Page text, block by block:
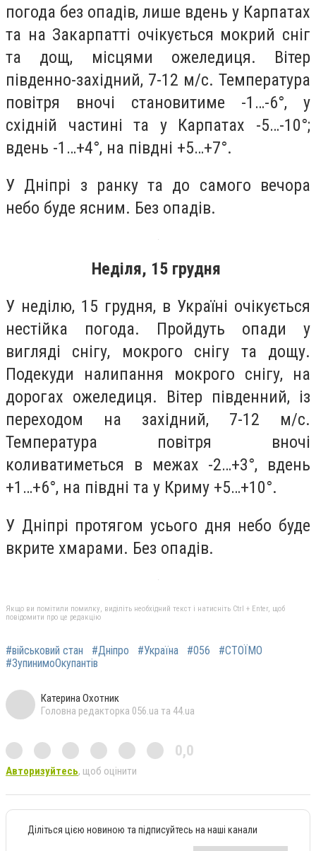
погода без опадів, лише вдень у Карпатах
та на Закарпатті очікується мокрий сніг
та дощ, місцями ожеледиця. Вітер
південно-західний, 7-12 м/с. Температура
повітря вночі становитиме -1…-6°, у
східній частині та у Карпатах -5…-10°;
вдень -1…+4°, на півдні +5…+7°.
У Дніпрі з ранку та до самого вечора
небо буде ясним. Без опадів.
Неділя, 15 грудня
У неділю, 15 грудня, в Україні очікується
нестійка погода. Пройдуть опади у
вигляді снігу, мокрого снігу та дощу.
Подекуди налипання мокрого снігу, на
дорогах ожеледиця. Вітер південний, із
переходом на західний, 7-12 м/с.
Температура повітря вночі
коливатиметься в межах -2…+3°, вдень
+1…+6°, на півдні та у Криму +5…+10°.
У Дніпрі протягом усього дня небо буде
вкрите хмарами. Без опадів.
Якщо ви помітили помилку, виділіть необхідний текст і натисніть Ctrl + Enter, щоб
повідомити про це редакцію
#військовий стан #Дніпро #Україна #056
#СТОЇМО
#ЗупинимоОкупантів
Катерина Охотник
Головна редакторка 056.ua та 44.ua
0,0
Авторизуйтесь, щоб оцінити
Діліться цією новиною та підписуйтесь на наші канали